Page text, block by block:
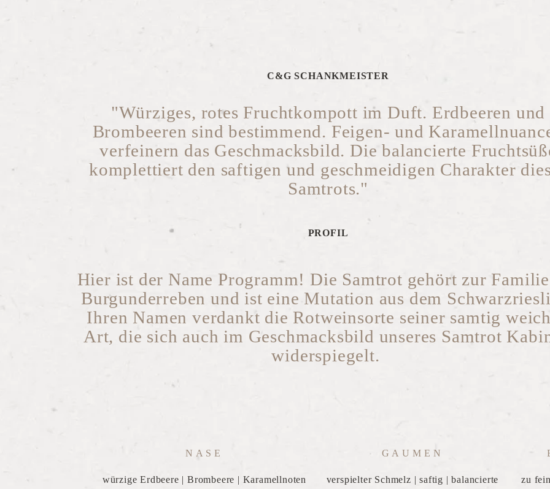
C&G SCHANKMEISTER
"Würziges, rotes Fruchtkompott im Duft. Erdbeeren und
Brombeeren sind bestimmend. Feigen- und
verfeinern das Geschmacksbild. Die balancierte
komplettiert den saftigen und geschmeidigen Charakter
Samtrots."
PROFIL
Hier ist der Name Programm! Die Samtrot gehört zur
Burgunderreben und ist eine Mutation aus dem
Ihren Namen verdankt die Rotweinsorte seiner samtig
Art, die sich auch im Geschmacksbild unseres Samtrot
widerspiegelt.
NASE
würzige Erdbeere | Brombeere | Karamellnoten
GAUMEN
verspielter Schmelz | saftig | balancierte
zu